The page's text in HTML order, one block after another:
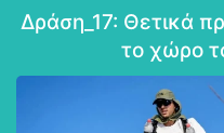
Δράση_17: Θετικά
το χώρο